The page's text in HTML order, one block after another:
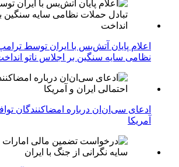
اعلام پایان آتش‌بس با ایران توسط
نظامی سایه سنگین بر اجلاس ناتو
ادعای سی‌ان‌ان درباره امضاکنندگان
آمریکا